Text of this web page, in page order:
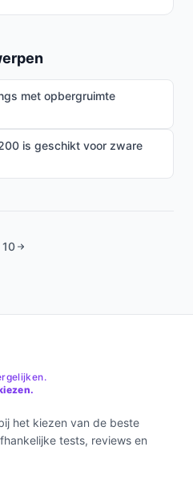
met opbergruimte
is geschikt voor zware
10
het kiezen van de beste
tests, reviews en